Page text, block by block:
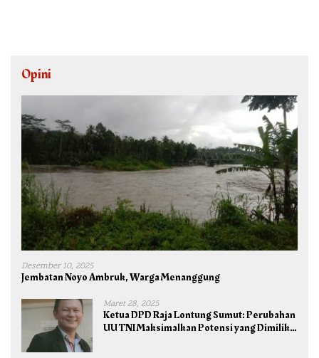
Opini
Desember 10, 2025
Jembatan Noyo Ambruk, Warga Menanggung
Maret 28, 2025
Ketua DPD Raja Lontung Sumut: Perubahan
UU TNI Maksimalkan Potensi yang Dimiliki